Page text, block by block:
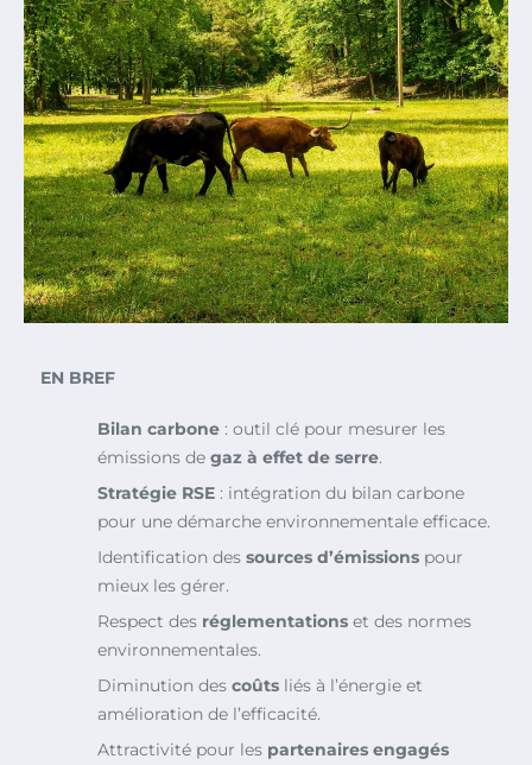
EN BREF
Bilan carbone : outil clé pour mesurer les
émissions de gaz à effet de serre.
Stratégie RSE : intégration du bilan carbone
pour une démarche environnementale efficace.
Identification des sources d’émissions pour
mieux les gérer.
Respect des réglementations et des normes
environnementales.
Diminution des coûts liés à l’énergie et
amélioration de l’efficacité.
Attractivité pour les partenaires engagés